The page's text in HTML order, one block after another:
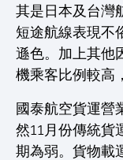
其是日本及台灣
短途航線表現不
遜色。加上其他
機乘客比例較高
國泰航空貨運營
然11月份傳統貨
期為弱。貨物載